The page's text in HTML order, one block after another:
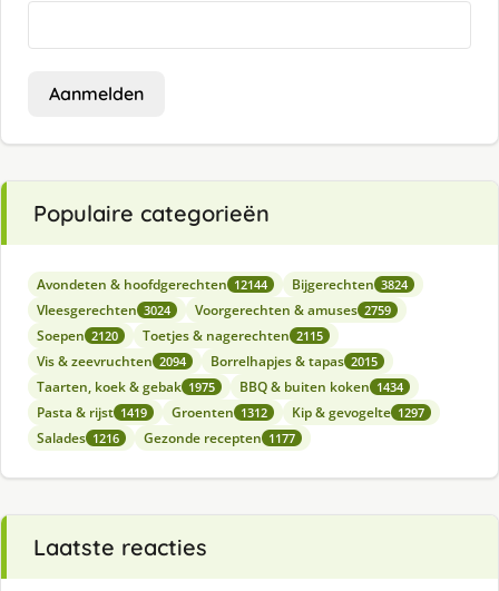
Aanmelden
Populaire categorieën
Avondeten & hoofdgerechten 12144 Bijgerechten 3824
Vleesgerechten 3024 Voorgerechten & amuses 2759
Soepen 2120 Toetjes & nagerechten 2115
Vis & zeevruchten 2094 Borrelhapjes & tapas 2015
Taarten, koek & gebak 1975 BBQ & buiten koken 1434
Pasta & rijst 1419 Groenten 1312 Kip & gevogelte 1297
Salades 1216 Gezonde recepten 1177
Laatste reacties